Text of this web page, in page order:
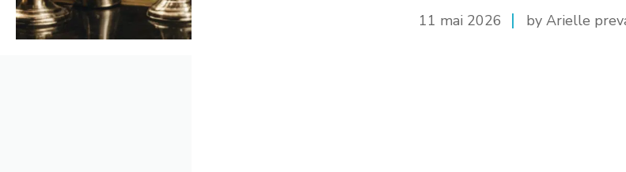
11 mai 2026 by Arielle